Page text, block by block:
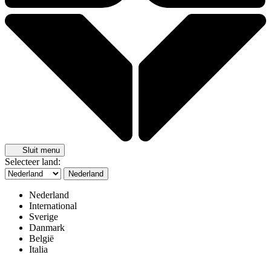
Sluit menu
Selecteer land:
Nederland
Nederland
International
Sverige
Danmark
België
Italia